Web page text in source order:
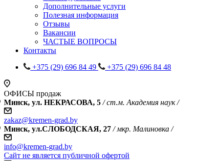
Дополнительные услуги
Полезная информация
Отзывы
Вакансии
ЧАСТЫЕ ВОПРОСЫ
Контакты
+375 (29) 696 84 49
+375 (29) 696 84 48
ОФИСЫ продаж
Минск, ул. НЕКРАСОВА, 5 / ст.м. Академия наук /
zakaz@kremen-grad.by
Минск, ул.СЛОБОДСКАЯ, 27 / мкр. Малиновка /
info@kremen-grad.by
Сайт не является публичной офертой